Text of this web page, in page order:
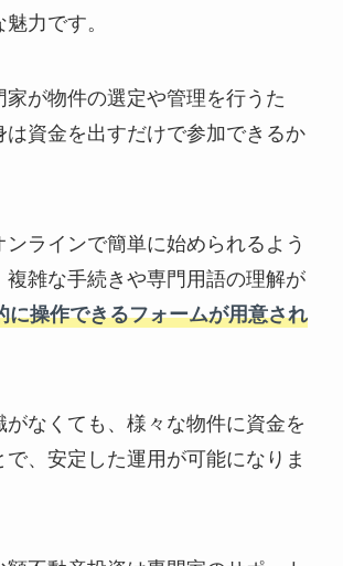
力です。
家が物件の選定や管理を行うた
は資金を出すだけで参加できるか
ラインで簡単に始められるよう
複雑な手続きや専門用語の理解が
に操作できるフォームが用意され
がなくても、様々な物件に資金を
、安定した運用が可能になりま